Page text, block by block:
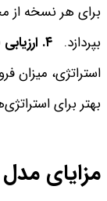
برای هر نسخه
بپردازد. ٤. ارزیابی فروش
استراتژی، میزان
بهتر برای
مزایای